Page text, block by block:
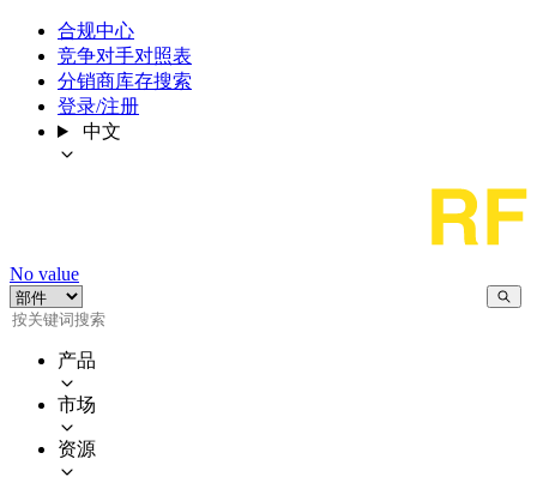
合规中心
竞争对手对照表
分销商库存搜索
登录/注册
中文
No value
产品
市场
资源